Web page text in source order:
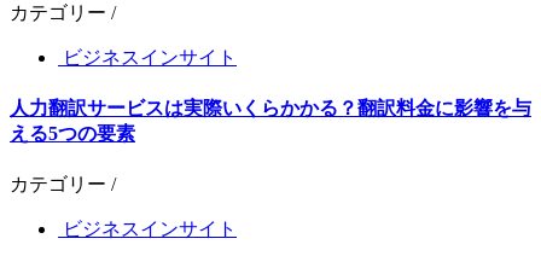
カテゴリー /
ビジネスインサイト
人力翻訳サービスは実際いくらかかる？翻訳料金に影響を与
える5つの要素
カテゴリー /
ビジネスインサイト